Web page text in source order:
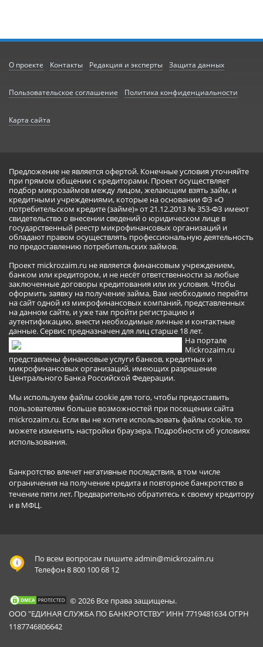
О проекте Контакты Редакция и эксперты Защита данных
Пользовательское соглашение Политика конфиденциальности
Карта сайта
Предложение не является офертой. Конечные условия уточняйте
при прямом общении с кредиторами. Проект осуществляет
подбор микрозаймов между лицом, желающим взять займ, и
кредитными учреждениями, которые на основании ФЗ «О
потребительском кредите (займе)» от 21.12.2013 № 353-ФЗ имеют
свидетельство о внесении сведений о юридическом лице в
государственный реестр микрофинансовых организаций и
обладают правом осуществлять профессиональную деятельность
по предоставлению потребительских займов.
Проект mickrozaim.ru не является финансовым учреждением,
банком или кредитором, и не несёт ответственности за любые
заключенные договоры кредитования или их условия. Чтобы
оформить заявку на получение займа, Вам необходимо перейти
на сайт одной из микрофинансовых компаний, представленных
на данном сайте, и уже там пройти регистрацию и
аутентификацию, внести необходимые личные и контактные
данные. Сервис предназначен для лиц старше 18 лет.
На портале
Mickrozaim.ru
представлены финансовые услуги банков, кредитных и
микрофинансовых организаций, имеющих разрешение
Центрального Банка Российской Федерации.
Мы используем файлы cookie для того, чтобы предоставить
пользователям больше возможностей при посещении сайта
mickrozaim.ru. Если вы не хотите использовать файлы cookie, то
можете изменить настройки браузера. Подробности об условиях
использования.
Банкротство влечет негативные последствия, в том числе
ограничения на получение кредита и повторное банкротство в
течение пяти лет. Предварительно обратитесь к своему кредитору
и в МФЦ.
По всем вопросам пишитеadmin@mickrozaim.ru
Телефон 8 800 100 68 12
© 2026 Все права защищены.
ООО "ЕДИНАЯ СЛУЖБА ПО БАНКРОТСТВУ" ИНН 7719481634 ОГРН
1187746806642